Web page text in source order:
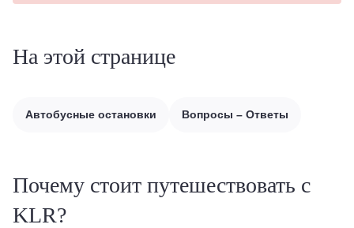
На этой странице
Автобусные остановки Вопросы – Ответы
Почему стоит путешествовать с
KLR?